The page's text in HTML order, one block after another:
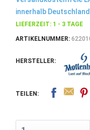
innerhalb
LIEFERZEIT: 1 - 3 TAGE
ARTIKELNUMMER:
HERSTELLER:
TEILEN: